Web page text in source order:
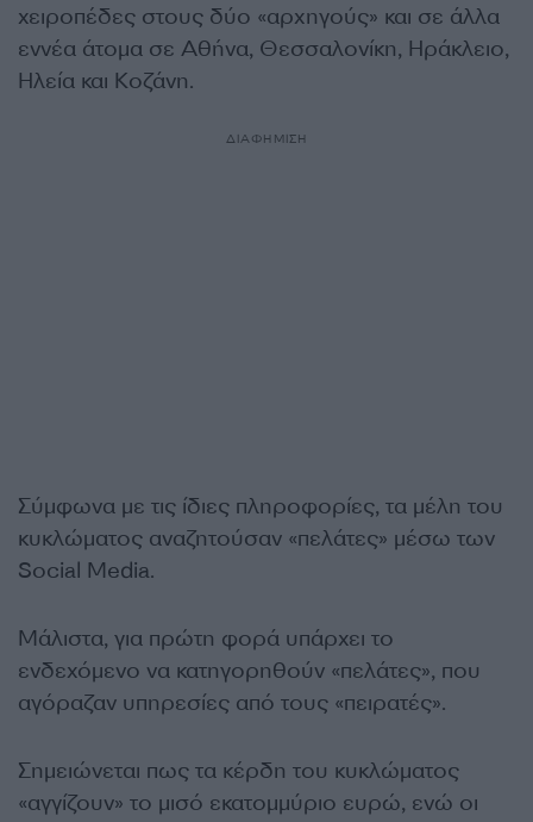
χειροπέδες στους δύο «αρχηγούς» και σε άλλα
εννέα άτομα σε Αθήνα, Θεσσαλονίκη, Ηράκλειο,
Ηλεία και Κοζάνη.
ΔΙΑΦΗΜΙΣΗ
Σύμφωνα με τις ίδιες πληροφορίες, τα μέλη του
κυκλώματος αναζητούσαν «πελάτες» μέσω των
Social Media.
Μάλιστα, για πρώτη φορά υπάρχει το
ενδεχόμενο να κατηγορηθούν «πελάτες», που
αγόραζαν υπηρεσίες από τους «πειρατές».
Σημειώνεται πως τα κέρδη του κυκλώματος
«αγγίζουν» το μισό εκατομμύριο ευρώ, ενώ οι